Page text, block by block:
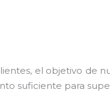
el objetivo de
suficiente para